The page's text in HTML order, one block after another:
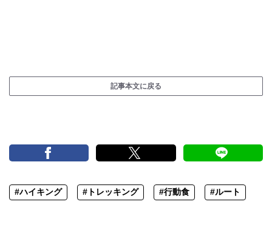
記事本文に戻る
#ハイキング #トレッキング #行動食 #ルート